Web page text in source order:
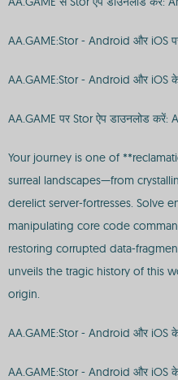
AA.GAME:Stor - Android और iOS
AA.GAME:Stor - Android और iOS के
AA.GAME पर Stor ऐप डाउनलोड करें:
Your journey is one of
surreal landscapes—from
derelict server-fortresses. Solve
manipulating core code
restoring corrupted data-
unveils the tragic history of this
origin.
AA.GAME:Stor - Android और iOS के
AA.GAME:Stor - Android और iOS के